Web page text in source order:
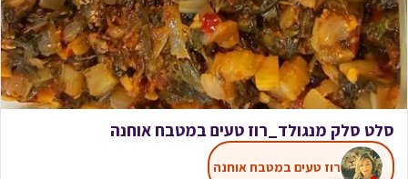
סלט סלק מנגולד_רוז טעים במטבח אוחנה
רוז טעים במטבח אוחנה